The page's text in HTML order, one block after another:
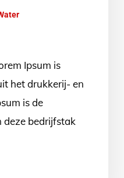
Ipsum is
het drukkerij- en
is de
deze bedrijfstak